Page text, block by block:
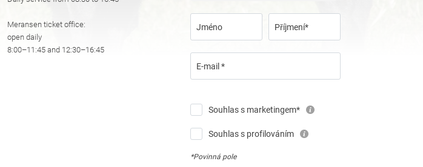
Meransen ticket office:
open daily
8:00–11:45 and 12:30–16:45
Jméno Příjmení*
E-mail *
Souhlas s marketingem*
Souhlas s profilováním
*Povinná pole